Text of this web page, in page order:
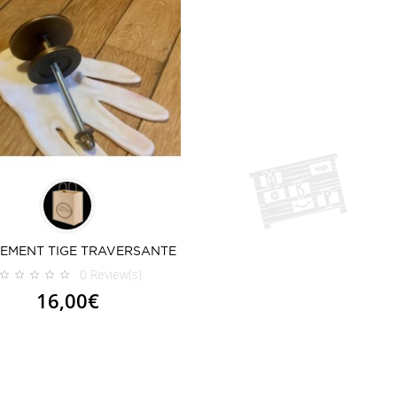
TIGE TRAVERSANTE
0 Review(s)
16,00€